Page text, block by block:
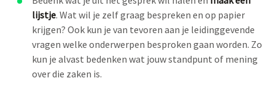
lijstje. Wat wil je zelf graag bespreken en op papier
krijgen? Ook kun je van tevoren aan je leidinggevende
vragen welke onderwerpen besproken gaan worden. Zo
kun je alvast bedenken wat jouw standpunt of mening
over die zaken is.